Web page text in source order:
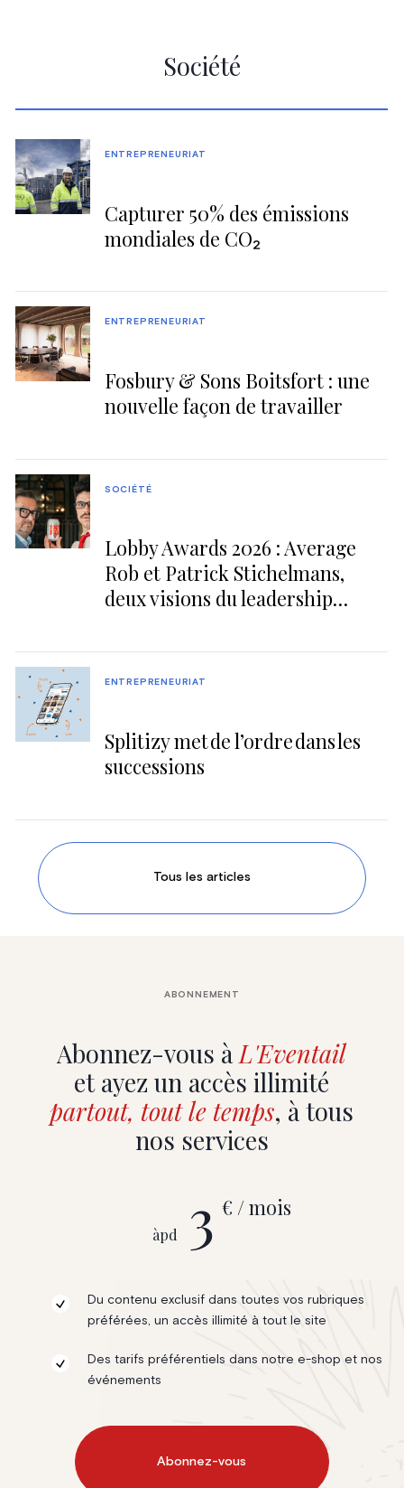
Société
Capturer 50% des émissions
mondiales de CO₂
ENTREPRENEURIAT
Fosbury & Sons Boitsfort : une
nouvelle façon de travailler
ENTREPRENEURIAT
Lobby Awards 2026 : Average
Rob et Patrick Stichelmans,
deux visions du leadership
SOCIÉTÉ
Splitizy met de l’ordre dans les
successions
ENTREPRENEURIAT
Tous les articles
Abonnez-vous àL'Eventail
et ayez un accès illimité
partout, tout le temps, à tous
nos services
ABONNEMENT
àpd 3 € / mois
Du contenu exclusif dans toutes vos rubriques
préférées, un accès illimité à tout le site
Des tarifs préférentiels dans notre e-shop et nos
événements
Abonnez-vous